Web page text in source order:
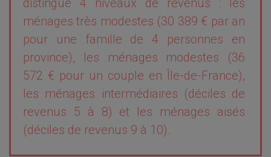
distingue 4 niveaux de revenus : les
ménages très modestes (30 389 € par an
pour une famille de 4 personnes en
province), les ménages modestes (36
572 € pour un couple en Île-de-France),
les ménages intermédiaires (déciles de
revenus 5 à 8) et les ménages aisés
(déciles de revenus 9 à 10).